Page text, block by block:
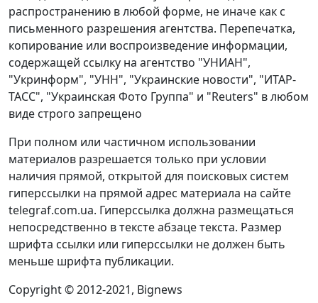
распространению в любой форме, не иначе как с
письменного разрешения агентства. Перепечатка,
копирование или воспроизведение информации,
содержащей ссылку на агентство "УНИАН",
"Укринформ", "УНН", "Украинские новости", "ИТАР-
ТАСС", "Украинская Фото Группа" и "Reuters" в любом
виде строго запрещено
При полном или частичном использовании
материалов разрешается только при условии
наличия прямой, открытой для поисковых систем
гиперссылки на прямой адрес материала на сайте
telegraf.com.ua. Гиперссылка должна размещаться
непосредственно в тексте абзаце текста. Размер
шрифта ссылки или гиперссылки не должен быть
меньше шрифта публикации.
Copyright © 2012-2021, Bignews